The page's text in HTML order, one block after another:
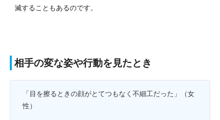
滅することもあるのです。
相手の変な姿や行動を見たとき
「目を擦るときの顔がとてつもなく不細工だった」（女
性）